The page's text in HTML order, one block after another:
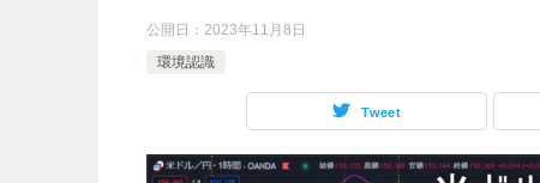
公開日： 2023年11月8日
環境認識
Tweet